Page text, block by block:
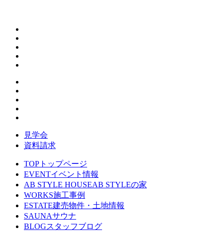
見学会
資料請求
TOP トップページ
EVENTイベント情報
AB STYLE HOUSEAB STYLEの家
WORKS施工事例
ESTATE建売物件・土地情報
SAUNAサウナ
BLOGスタッフブログ